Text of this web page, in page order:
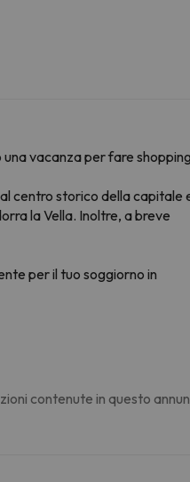
vacanza per fare
centro storico della capitale
la Vella. Inoltre, a breve
per il tuo soggiorno in
contenute in questo